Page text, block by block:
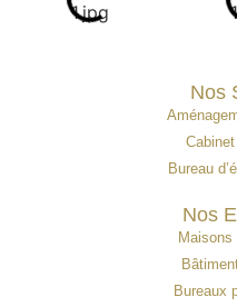
Nos
Bureau
Nos
Maisons
Bureaux